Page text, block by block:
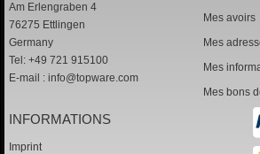
Am Erlengraben 4
76275 Ettlingen
Germany
Tel: +49 721 915100
E-mail : info@topware.com
Mes avoirs
Mes
Mes
Mes bons
INFORMATIONS
Imprint